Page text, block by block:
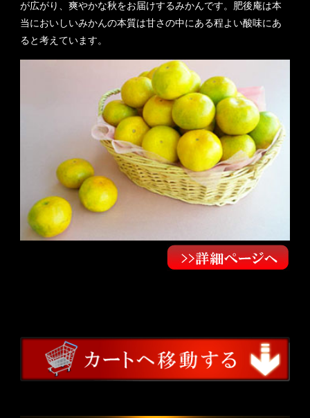
が広がり、爽やかな秋をお届けするみかんです。肥後庵は本
当においしいみかんの本質は甘さの中にある程よい酸味にあ
ると考えています。